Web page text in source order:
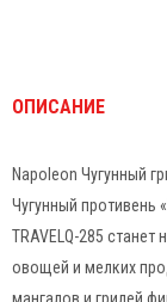
ОПИСАНИЕ
Napoleon Чугунный
Чугунный противень
TRAVELQ-285
овощей и мелких
мангалов и грилей